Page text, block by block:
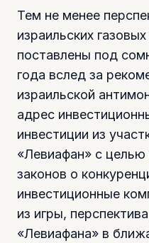
Тем не менее
израильских
поставлены под
года вслед за
израильской
адрес
инвестиции из
«Левиафан» с
законов о
инвестиционные
из игры,
«Левиафана» в